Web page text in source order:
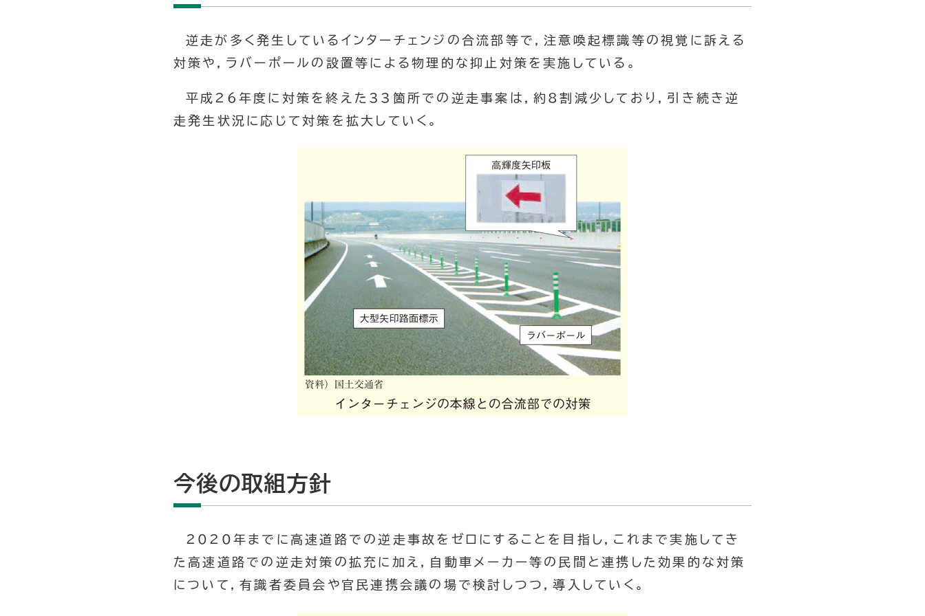
逆走が多く発生しているインターチェンジの合流部等で，注意喚起標識等の視覚に訴える
対策や，ラバーポールの設置等による物理的な抑止対策を実施している。
平成26年度に対策を終えた33箇所での逆走事案は，約8割減少しており，引き続き逆
走発生状況に応じて対策を拡大していく。
今後の取組方針
2020年までに高速道路での逆走事故をゼロにすることを目指し，これまで実施してき
た高速道路での逆走対策の拡充に加え，自動車メーカー等の民間と連携した効果的な対策
について，有識者委員会や官民連携会議の場で検討しつつ，導入していく。